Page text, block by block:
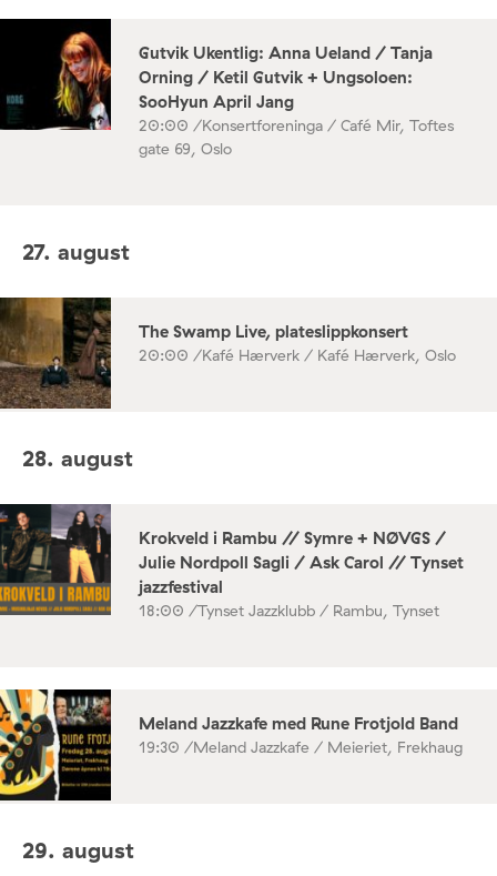
Gutvik Ukentlig: Anna Ueland / Tanja
Orning / Ketil Gutvik + Ungsoloen:
SooHyun April Jang
20:00 /Konsertforeninga / Café Mir, Toftes
gate 69, Oslo
27. august
The Swamp Live, plateslippkonsert
20:00 /Kafé Hærverk / Kafé Hærverk, Oslo
28. august
Krokveld i Rambu // Symre + NØVGS /
Julie Nordpoll Sagli / Ask Carol // Tynset
jazzfestival
18:00 /Tynset Jazzklubb / Rambu, Tynset
Meland Jazzkafe med Rune Frotjold Band
19:30 /Meland Jazzkafe / Meieriet, Frekhaug
29. august